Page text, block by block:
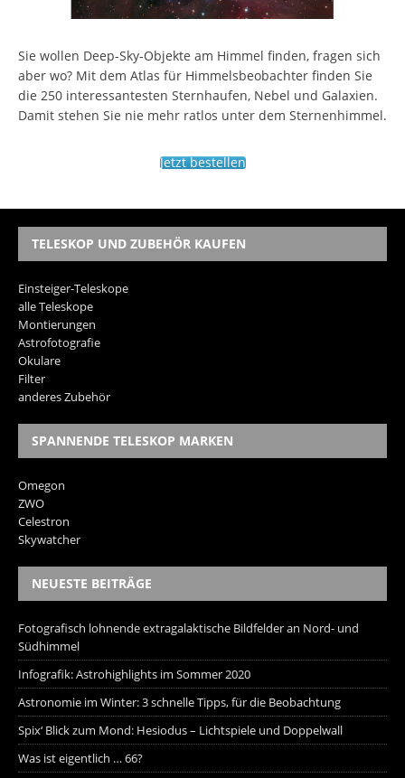
Sie wollen Deep-Sky-Objekte am Himmel finden, fragen sich
aber wo? Mit dem Atlas für Himmelsbeobachter finden Sie
die 250 interessantesten Sternhaufen, Nebel und Galaxien.
Damit stehen Sie nie mehr ratlos unter dem Sternenhimmel.
Jetzt bestellen
TELESKOP UND ZUBEHÖR KAUFEN
Einsteiger-Teleskope
alle Teleskope
Montierungen
Astrofotografie
Okulare
Filter
anderes Zubehör
SPANNENDE TELESKOP MARKEN
Omegon
ZWO
Celestron
Skywatcher
NEUESTE BEITRÄGE
Fotografisch lohnende extragalaktische Bildfelder an Nord- und
Südhimmel
Infografik: Astrohighlights im Sommer 2020
Astronomie im Winter: 3 schnelle Tipps, für die Beobachtung
Spix‘ Blick zum Mond: Hesiodus – Lichtspiele und Doppelwall
Was ist eigentlich … 66?